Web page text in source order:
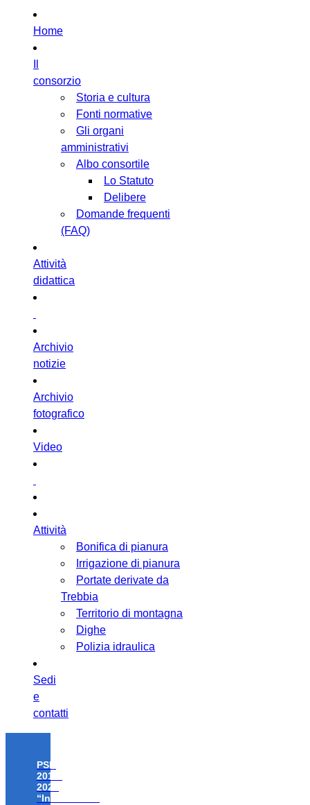
Home
consorzio
Storia e cultura
Fonti normative
Gli organi
amministrativi
Albo consortile
Lo Statuto
Delibere
Domande frequenti
(FAQ)
Attività
didattica
Archivio
notizie
Archivio
fotografico
Video
Attività
Bonifica di pianura
Irrigazione di pianura
Portate derivate da
Trebbia
Territorio di montagna
Dighe
Polizia idraulica
Sedi
e
contatti
PSR
2014-
2020
“Investimenti